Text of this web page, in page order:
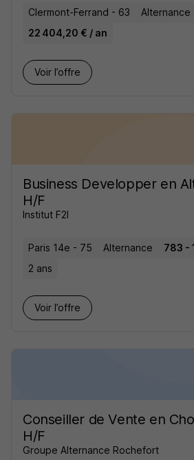
Clermont-Ferrand - 63
Alternance
22 404,20 € / an
Voir l’offre
Business Developper en
H/F
Institut F2I
Paris 14e - 75 Alternance
783 -
2 ans
Voir l’offre
Conseiller de Vente en
H/F
Groupe Alternance Rochefort